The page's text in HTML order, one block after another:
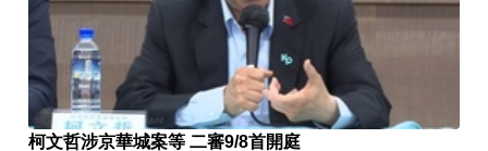
柯文哲涉京華城案等 二審9/8首開庭